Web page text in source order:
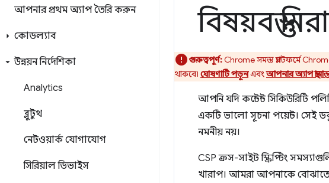
আপনার প্রথম অ্যাপ তৈরি করুন
কোডল্যাব
উন্নয়ন নির্দেশিকা
Analytics
ব্লুটুথ
নেটওয়ার্ক যোগাযোগ
সিরিয়াল ডিভাইস
বিষয়বস্তু
গুরুত্বপূর্ণ:Chrome সমস্ত প্ল্যাটফর্মে
থাকবে৷ ঘোষণাটি পড়ুনএবংআপনার অ্যাপ
আপনি যদি কন্টেন্ট সিকিউরিটি
একটি ভালো সূচনা পয়েন্ট। সেই
নমনীয় নয়।
CSP ক্রস-সাইট স্ক্রিপ্টিং
খারাপ। আমরা আপনাকে